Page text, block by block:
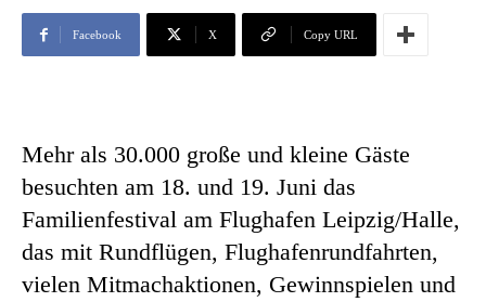
Facebook X Copy URL
Mehr als 30.000 große und kleine Gäste
besuchten am 18. und 19. Juni das
Familienfestival am Flughafen Leipzig/Halle,
das mit Rundflügen, Flughafenrundfahrten,
vielen Mitmachaktionen, Gewinnspielen und